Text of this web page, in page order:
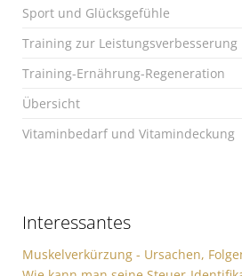
Sport und Glücksgefühle
Training zur Leistungsverbesserung
Training-Ernährung-Regeneration
Übersicht
Vitaminbedarf und Vitamindeckung
Interessantes
Muskelverkürzung - Ursachen,